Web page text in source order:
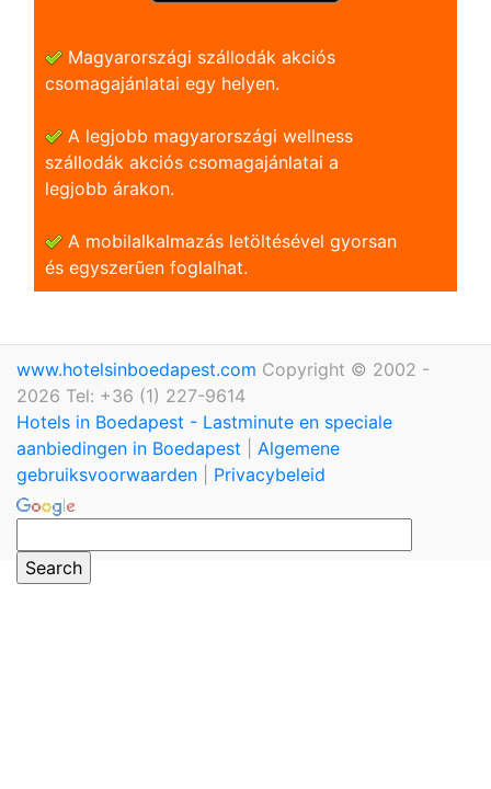
Magyarországi szállodák akciós
csomagajánlatai egy helyen.
A legjobb magyarországi wellness
szállodák akciós csomagajánlatai a
legjobb árakon.
A mobilalkalmazás letöltésével gyorsan
és egyszerũen foglalhat.
www.hotelsinboedapest.com Copyright © 2002 -
2026 Tel: +36 (1) 227-9614
Hotels in Boedapest - Lastminute en speciale
aanbiedingen in Boedapest
Algemene
gebruiksvoorwaarden
Privacybeleid